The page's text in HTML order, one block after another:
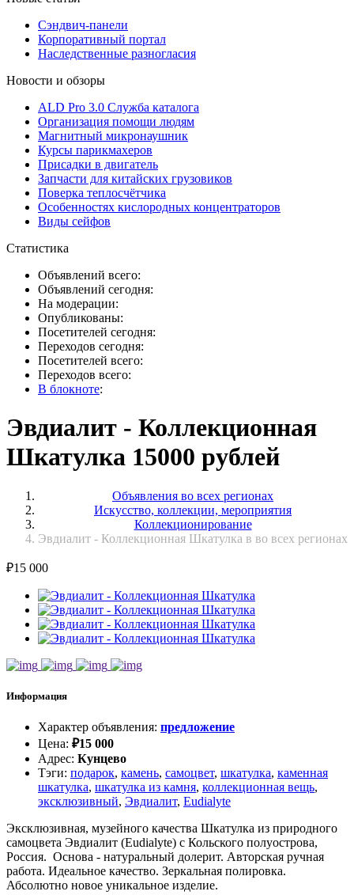
Сэндвич-панели
Корпоративный портал
Наследственные разногласия
Новости и обзоры
ALD Pro 3.0 Служба каталога
Организация помощи людям
Магнитный микронаушник
Курсы парикмахеров
Присадки в двигатель
Запчасти для китайских грузовиков
Поверка теплосчётчика
Особенностях кислородных концентраторов
Виды сейфов
Статистика
Объявлений всего:
Объявлений сегодня:
На модерации:
Опубликованы:
Посетителей сегодня:
Переходов сегодня:
Посетителей всего:
Переходов всего:
В блокноте:
Эвдиалит - Коллекционная
Шкатулка 15000 рублей
Объявления во всех регионах
Искусство, коллекции, мероприятия
Коллекционирование
Эвдиалит - Коллекционная Шкатулка в во всех регионах
₽15 000
Информация
Характер объявления: предложение
Цена: ₽15 000
Адрес: Кунцево
Тэги: подарок, камень, самоцвет, шкатулка, каменная
шкатулка, шкатулка из камня, коллекционная вещь,
эксклюзивный, Эвдиалит, Eudialyte
Эксклюзивная, музейного качества Шкатулка из природного
самоцвета Эвдиалит (Eudialyte) с Кольского полуострова,
Россия. Основа - натуральный долерит. Авторская ручная
работа. Идеальное качество. Зеркальная полировка.
Абсолютно новое уникальное изделие.